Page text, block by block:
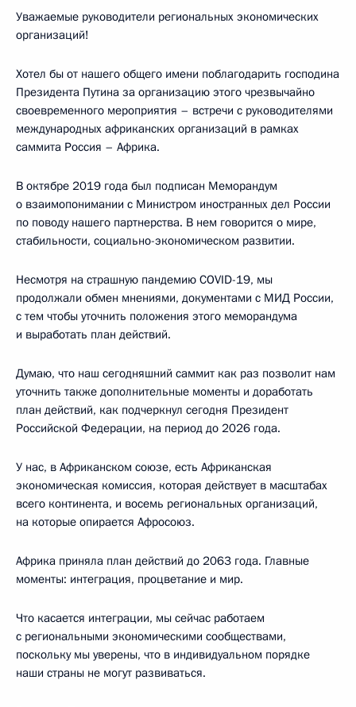
Уважаемые руководители региональных экономических
организаций!
Хотел бы от нашего общего имени поблагодарить господина
Президента Путина за организацию этого чрезвычайно
своевременного мероприятия – встречи с руководителями
международных африканских организаций в рамках
саммита Россия – Африка.
В октябре 2019 года был подписан Меморандум
о взаимопонимании с Министром иностранных дел России
по поводу нашего партнерства. В нем говорится о мире,
стабильности, социально-экономическом развитии.
Несмотря на страшную пандемию COVID-19, мы
продолжали обмен мнениями, документами с МИД России,
с тем чтобы уточнить положения этого меморандума
и выработать план действий.
Думаю, что наш сегодняшний саммит как раз позволит нам
уточнить также дополнительные моменты и доработать
план действий, как подчеркнул сегодня Президент
Российской Федерации, на период до 2026 года.
У нас, в Африканском союзе, есть Африканская
экономическая комиссия, которая действует в масштабах
всего континента, и восемь региональных организаций,
на которые опирается Афросоюз.
Африка приняла план действий до 2063 года. Главные
моменты: интеграция, процветание и мир.
Что касается интеграции, мы сейчас работаем
с региональными экономическими сообществами,
поскольку мы уверены, что в индивидуальном порядке
наши страны не могут развиваться.